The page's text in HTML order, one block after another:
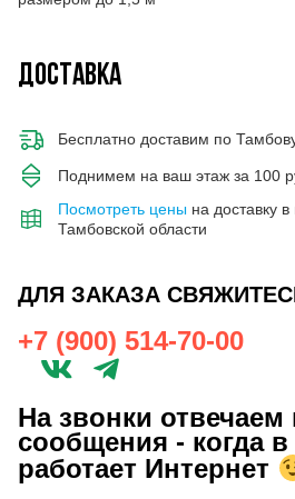
ДОСТАВКА
Бесплатно доставим по
Поднимем на ваш этаж за 100
Посмотреть цены на доставку
Тамбовской области
ДЛЯ ЗАКАЗА
+7 (900) 514-70-00
На звонки отвечаем
сообщения - когда в
работает Интернет